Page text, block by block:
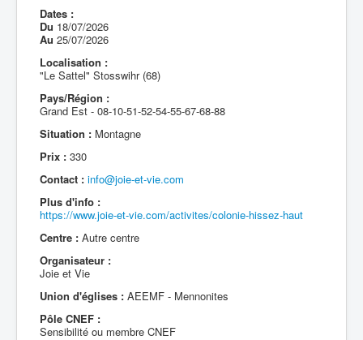
Dates :
Du 18/07/2026
Au 25/07/2026
Localisation :
"Le Sattel" Stosswihr (68)
Pays/Région :
Grand Est - 08-10-51-52-54-55-67-68-88
Situation : Montagne
Prix : 330
Contact : info@joie-et-vie.com
Plus d'info :
https://www.joie-et-vie.com/activites/colonie-hissez-haut
Centre : Autre centre
Organisateur :
Joie et Vie
Union d'églises : AEEMF - Mennonites
Pôle CNEF :
Sensibilité ou membre CNEF